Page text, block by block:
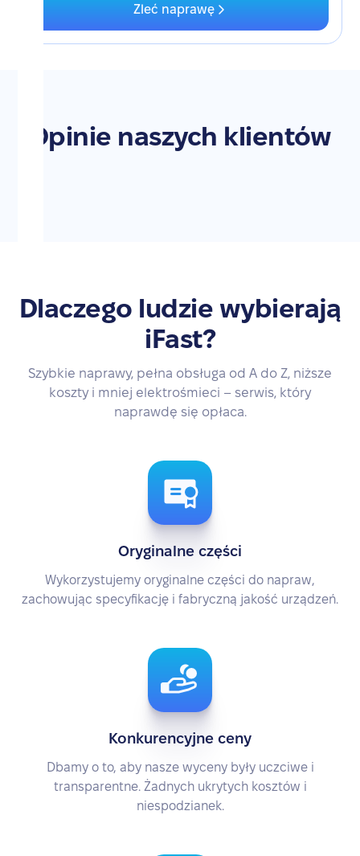
Zleć naprawę
Opinie naszych klientów
Dlaczego ludzie wybierają
iFast?
Szybkie naprawy, pełna obsługa od A do Z, niższe
koszty i mniej elektrośmieci – serwis, który
naprawdę się opłaca.
Oryginalne części
Wykorzystujemy oryginalne części do napraw,
zachowując specyfikację i fabryczną jakość urządzeń.
Konkurencyjne ceny
Dbamy o to, aby nasze wyceny były uczciwe i
transparentne. Żadnych ukrytych kosztów i
niespodzianek.